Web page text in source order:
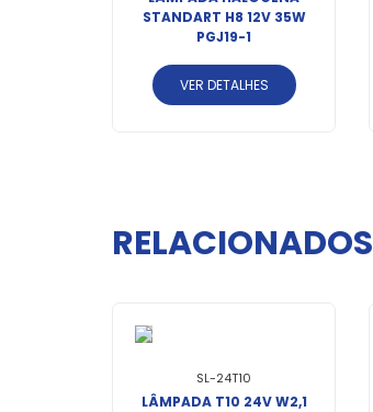
STANDART H8 12V 35W
PGJ19-1
VER DETALHES
RELACIONADOS
SL-24T10
LÂMPADA T10 24V W2,1